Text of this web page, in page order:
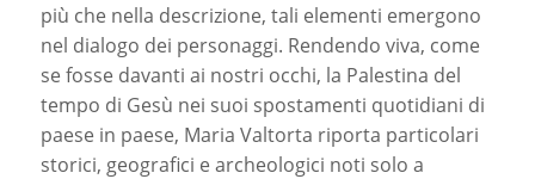
più che nella descrizione, tali elementi emergono
nel dialogo dei personaggi. Rendendo viva, come
se fosse davanti ai nostri occhi, la Palestina del
tempo di Gesù nei suoi spostamenti quotidiani di
paese in paese, Maria Valtorta riporta particolari
storici, geografici e archeologici noti solo a